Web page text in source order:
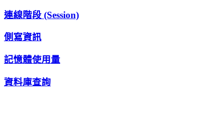
連線階段 (Session)
側寫資訊
記憶體使用量
資料庫查詢